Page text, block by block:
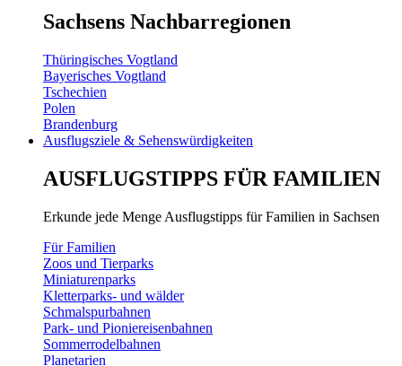
Sachsens Nachbarregionen
Thüringisches Vogtland
Bayerisches Vogtland
Tschechien
Polen
Brandenburg
Ausflugsziele & Sehenswürdigkeiten
AUSFLUGSTIPPS FÜR FAMILIEN
Erkunde jede Menge Ausflugstipps für Familien in Sachsen
Für Familien
Zoos und Tierparks
Miniaturenparks
Kletterparks- und wälder
Schmalspurbahnen
Park- und Pioniereisenbahnen
Sommerrodelbahnen
Planetarien